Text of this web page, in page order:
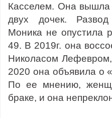
Касселем. Она вышла
двух дочек.
Моника не опустила
49. В 2019г. она
Николасом
2020 она объявила о
По ее мнению,
браке, и она